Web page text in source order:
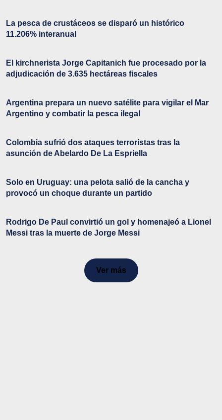
La pesca de crustáceos se disparó un histórico
11.206% interanual
El kirchnerista Jorge Capitanich fue procesado por la
adjudicación de 3.635 hectáreas fiscales
Argentina prepara un nuevo satélite para vigilar el Mar
Argentino y combatir la pesca ilegal
Colombia sufrió dos ataques terroristas tras la
asunción de Abelardo De La Espriella
Solo en Uruguay: una pelota salió de la cancha y
provocó un choque durante un partido
Rodrigo De Paul convirtió un gol y homenajeó a Lionel
Messi tras la muerte de Jorge Messi
Ver más